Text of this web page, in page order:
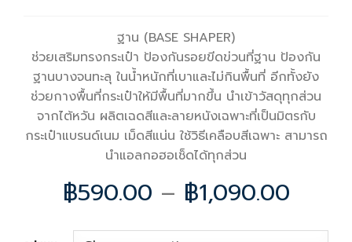
ฐาน (BASE SHAPER)
ช่วยเสริมทรงกระเป๋า ป้องกันรอยขีดข่วนที่ฐาน ป้องกัน
ฐานบางจนทะลุ ในน้ำหนักที่เบาและไม่กินพื้นที่ อีกทั้งยัง
ช่วยกางพื้นที่กระเป๋าให้มีพื้นที่มากขึ้น นำเข้าวัสดุทุกส่วน
จากไต้หวัน ผลิตเฉดสีและลายหนังเฉพาะที่เป็นมิตรกับ
กระเป๋าแบรนด์เนม เม็ดสีแน่น ใช้วิธีเคลือบสีเฉพาะ สามารถ
นำแอลกอฮอเช็ดได้ทุกส่วน
฿590.00 – ฿1,090.00